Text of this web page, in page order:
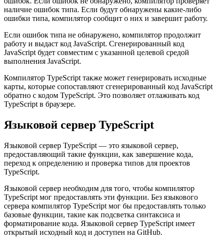
Компилятор TypeScript берет код TypeScript и преобразует его
в обычный код JavaScript. Этот процесс известен как
транспиляция. Компилятор сначала анализирует код
TypeScript, который проверяет наличие синтаксических
ошибок. Если ошибок не обнаружено, компилятор проверяет
наличие ошибок типа. Если будут обнаружены какие-либо
ошибки типа, компилятор сообщит о них и завершит работу.
Если ошибок типа не обнаружено, компилятор продолжит
работу и выдаст код JavaScript. Сгенерированный код
JavaScript будет совместим с указанной целевой средой
выполнения JavaScript.
карты, которые сопоставляют сгенерированный код JavaScript
TypeScript в браузере.
Языковой сервер TypeScript
Языковой сервер TypeScript — это языковой сервер,
предоставляющий такие функции, как завершение кода,
переход к определению и проверка типов для проектов
TypeScript.
Языковой сервер необходим для того, чтобы компилятор
TypeScript мог предоставлять эти функции. Без языкового